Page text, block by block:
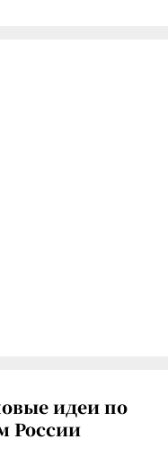
идеи по
России